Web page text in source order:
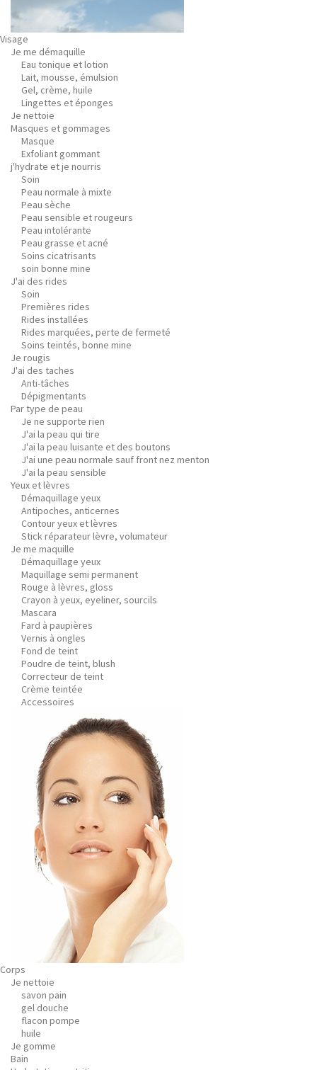
Visage
Je me démaquille
Eau tonique et lotion
Lait, mousse, émulsion
Gel, crème, huile
Lingettes et éponges
Je nettoie
Masques et gommages
Masque
Exfoliant gommant
j'hydrate et je nourris
Soin
Peau normale à mixte
Peau sèche
Peau sensible et rougeurs
Peau intolérante
Peau grasse et acné
Soins cicatrisants
soin bonne mine
J'ai des rides
Soin
Premières rides
Rides installées
Rides marquées, perte de fermeté
Soins teintés, bonne mine
Je rougis
J'ai des taches
Anti-tâches
Dépigmentants
Par type de peau
Je ne supporte rien
J'ai la peau qui tire
J'ai la peau luisante et des boutons
J'ai une peau normale sauf front nez menton
J'ai la peau sensible
Yeux et lèvres
Démaquillage yeux
Antipoches, anticernes
Contour yeux et lèvres
Stick réparateur lèvre, volumateur
Je me maquille
Démaquillage yeux
Maquillage semi permanent
Rouge à lèvres, gloss
Crayon à yeux, eyeliner, sourcils
Mascara
Fard à paupières
Vernis à ongles
Fond de teint
Poudre de teint, blush
Correcteur de teint
Crème teintée
Accessoires
Corps
Je nettoie
savon pain
gel douche
flacon pompe
huile
Je gomme
Bain